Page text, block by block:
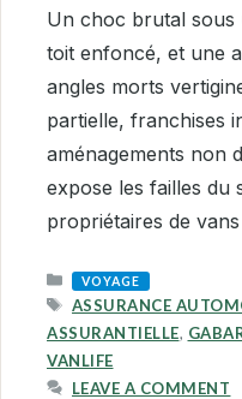
Un choc brutal
toit enfoncé, et une
angles morts
partielle, franchises
aménagements non
expose les failles du
propriétaires de
CATEGORIES
VOYAGE
TAGS
ASSURANCE
ASSURANTIELLE,
VANLIFE
LEAVE A COMMENT